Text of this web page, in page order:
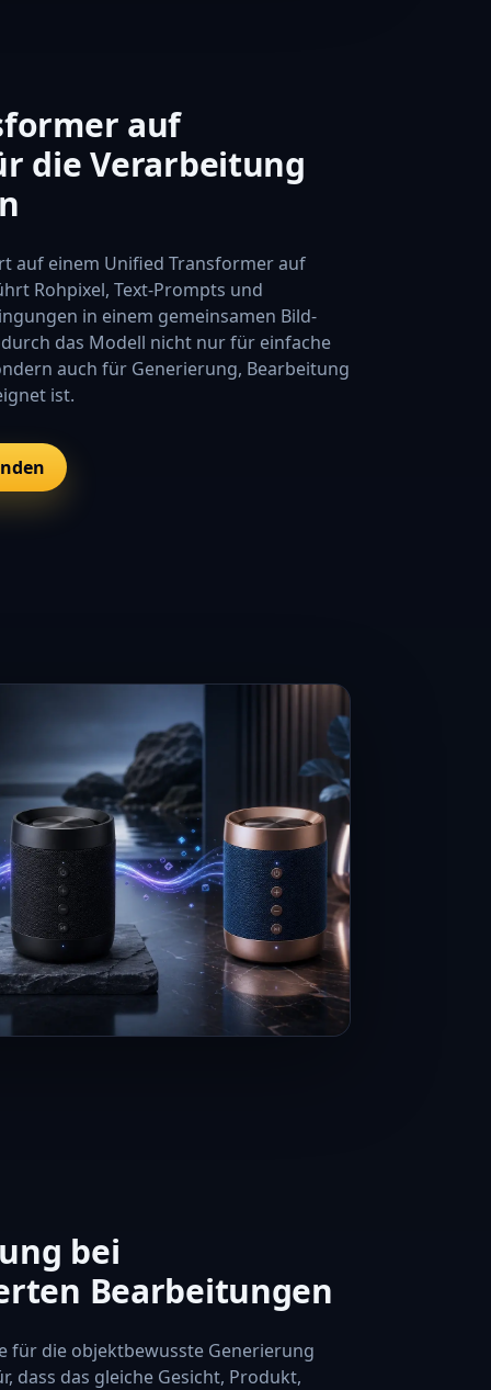
auf
die Verarbeitung
auf einem Unified Transformer auf
Rohpixel, Text-Prompts und
in einem gemeinsamen Bild-
das Modell nicht nur für einfache
auch für Generierung, Bearbeitung
ist.
bei
Bearbeitungen
für die objektbewusste Generierung
dass das gleiche Gesicht, Produkt,